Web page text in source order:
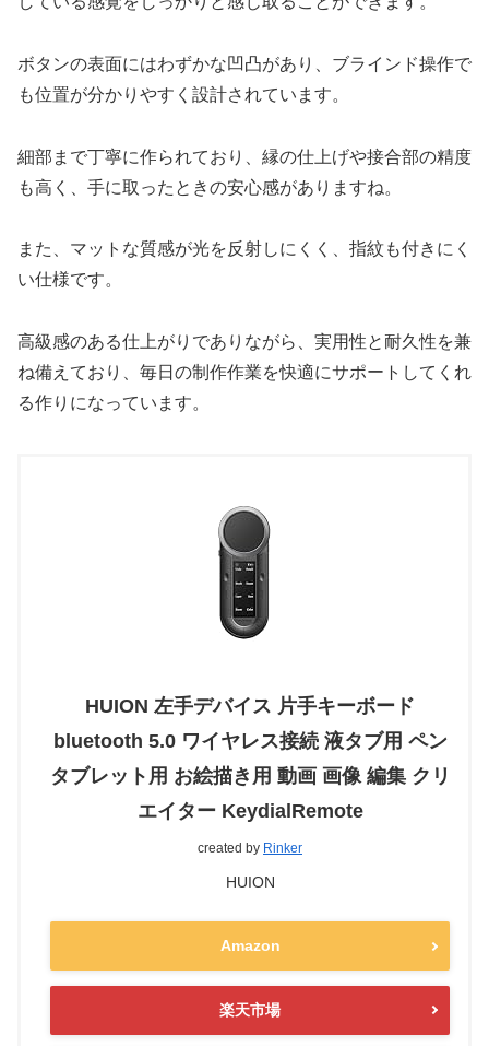
ボタンの表面にはわずかな凹凸があり、ブラインド操作で
も位置が分かりやすく設計されています。
細部まで丁寧に作られており、縁の仕上げや接合部の精度
も高く、手に取ったときの安心感がありますね。
また、マットな質感が光を反射しにくく、指紋も付きにく
い仕様です。
高級感のある仕上がりでありながら、実用性と耐久性を兼
ね備えており、毎日の制作作業を快適にサポートしてくれ
る作りになっています。
HUION 左手デバイス 片手キーボード
bluetooth 5.0 ワイヤレス接続 液タブ用 ペン
タブレット用 お絵描き用 動画 画像 編集 クリ
エイター KeydialRemote
created by Rinker
HUION
Amazon
楽天市場